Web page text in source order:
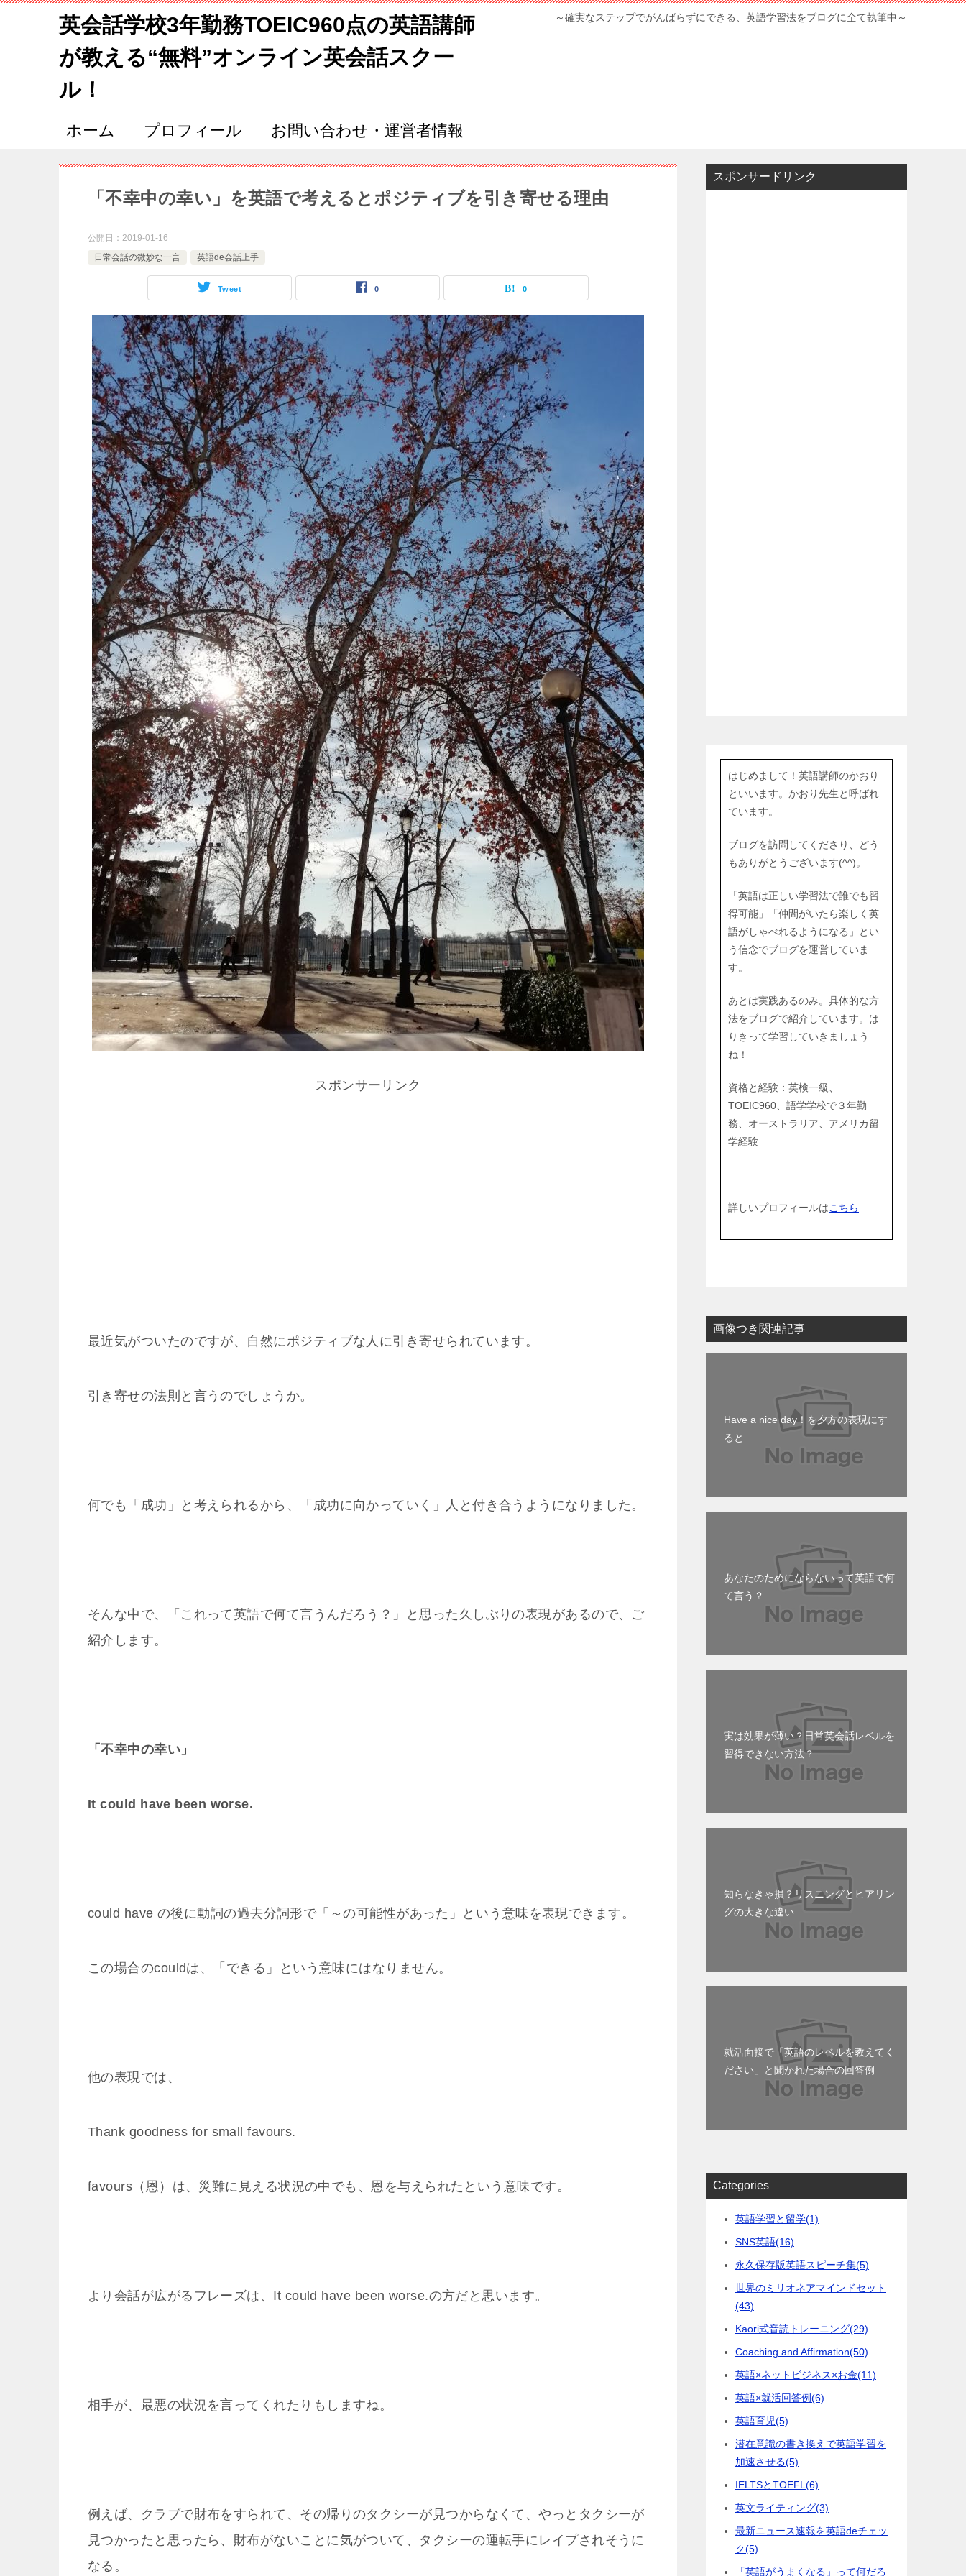
英会話学校3年勤務TOEIC960点の英語講師
が教える“無料”オンライン英会話スクー
ル！
～確実なステップでがんばらずにできる、英語学習法をブログに全て執筆中～
ホーム プロフィール お問い合わせ・運営者情報
「不幸中の幸い」を英語で考えるとポジティブを引き寄せる理由
公開日： 2019-01-16
日常会話の微妙な一言
英語de会話上手
Tweet 0 0
スポンサーリンク
最近気がついたのですが、自然にポジティブな人に引き寄せられています。
引き寄せの法則と言うのでしょうか。
何でも「成功」と考えられるから、「成功に向かっていく」人と付き合うようになりました。
そんな中で、「これって英語で何て言うんだろう？」と思った久しぶりの表現があるので、ご
紹介します。
「不幸中の幸い」
It could have been worse.
could have の後に動詞の過去分詞形で「～の可能性があった」という意味を表現できます。
この場合のcouldは、「できる」という意味にはなりません。
他の表現では、
Thank goodness for small favours.
favours（恩）は、災難に見える状況の中でも、恩を与えられたという意味です。
より会話が広がるフレーズは、It could have been worse.の方だと思います。
相手が、最悪の状況を言ってくれたりもしますね。
例えば、クラブで財布をすられて、その帰りのタクシーが見つからなくて、やっとタクシーが
見つかったと思ったら、財布がないことに気がついて、タクシーの運転手にレイプされそうに
なる。
スポンサードリンク
はじめまして！英語講師のかおり
といいます。かおり先生と呼ばれ
ています。
ブログを訪問してくださり、どう
もありがとうございます(^^)。
「英語は正しい学習法で誰でも習
得可能」「仲間がいたら楽しく英
語がしゃべれるようになる」とい
う信念でブログを運営していま
す。
あとは実践あるのみ。具体的な方
法をブログで紹介しています。は
りきって学習していきましょう
ね！
資格と経験：英検一級、
TOEIC960、語学学校で３年勤
務、オーストラリア、アメリカ留
学経験
詳しいプロフィールはこちら
画像つき関連記事
Have a nice day！を夕方の表現にす
ると
あなたのためにならないって英語で何
て言う？
実は効果が薄い？日常英会話レベルを
習得できない方法？
知らなきゃ損？リスニングとヒアリン
グの大きな違い
就活面接で「英語のレベルを教えてく
ださい」と聞かれた場合の回答例
Categories
英語学習と留学(1)
SNS英語(16)
永久保存版英語スピーチ集(5)
世界のミリオネアマインドセット
(43)
Kaori式音読トレーニング(29)
Coaching and Affirmation(50)
英語×ネットビジネス×お金(11)
英語×就活回答例(6)
英語育児(5)
潜在意識の書き換えで英語学習を
加速させる(5)
IELTSとTOEFL (6)
英文ライティング(3)
最新ニュース速報を英語deチェッ
ク(5)
「英語がうまくなる」って何だろ